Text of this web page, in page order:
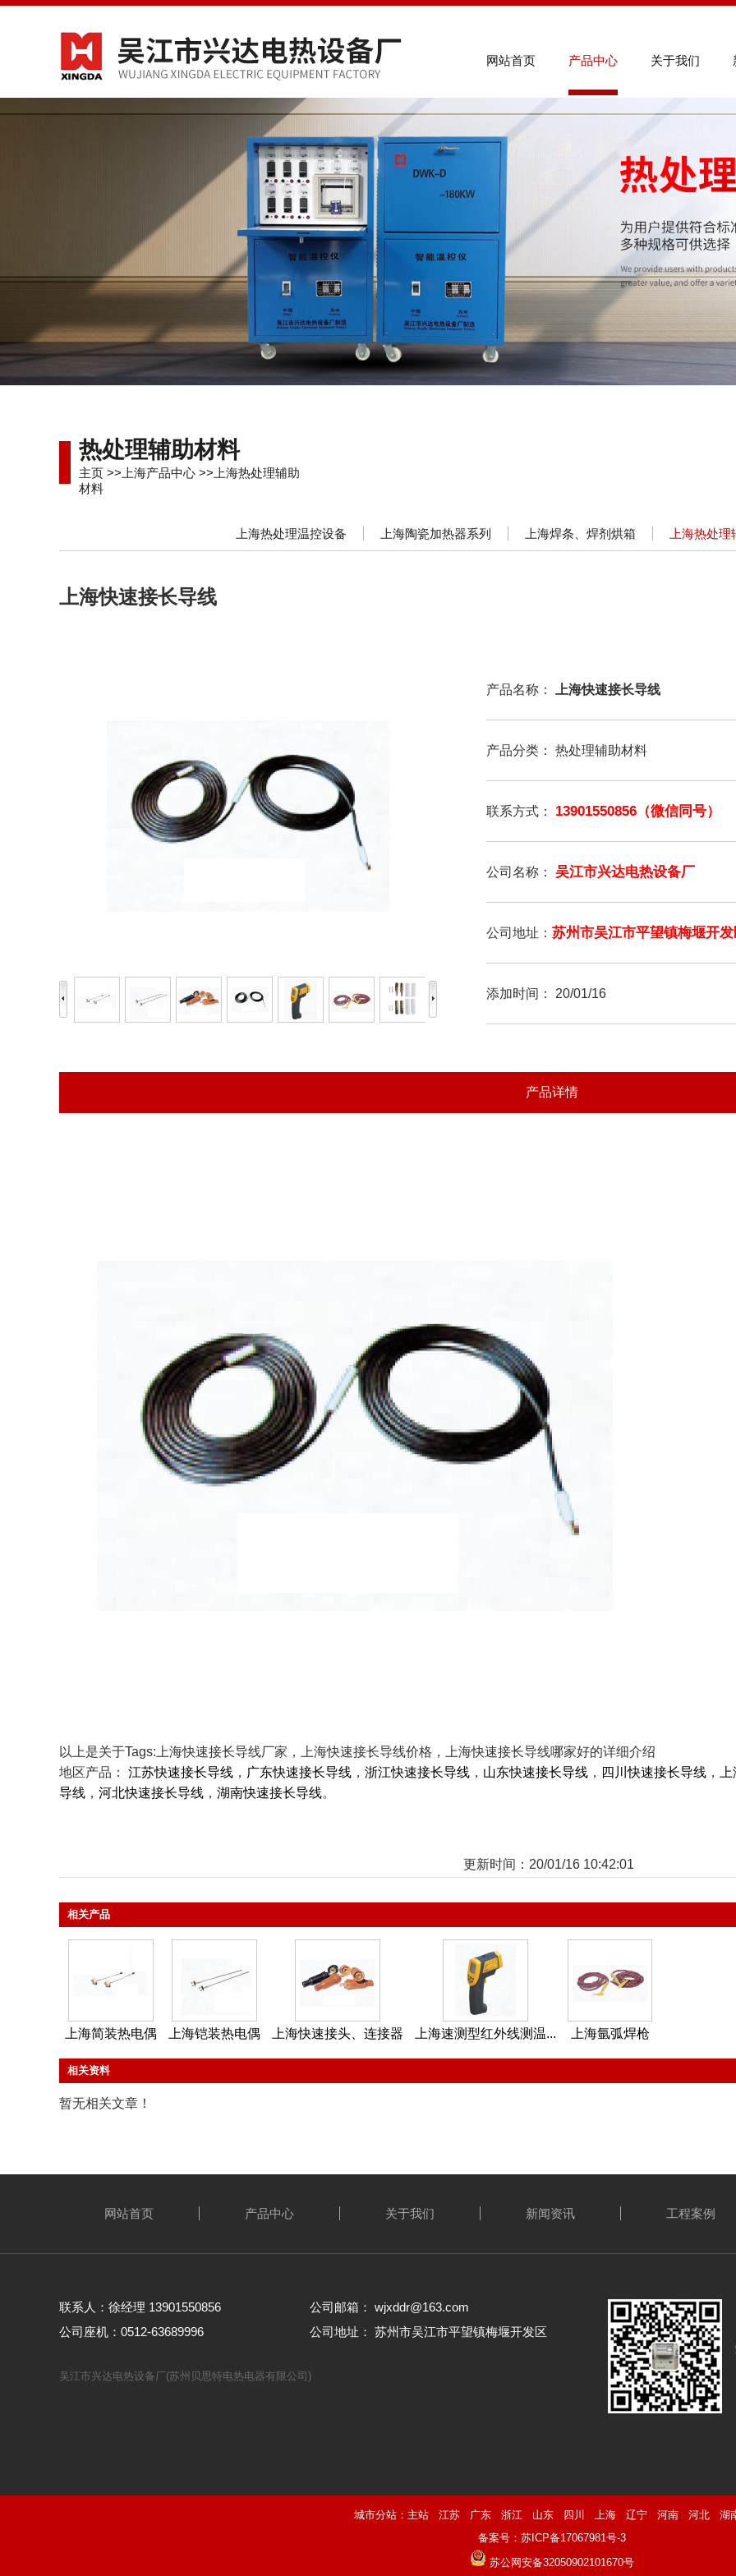
网站首页 产品中心 关于我们
热处理辅助材料
主页 >> 上海产品中心 >> 上海热处理辅助
材料
上海热处理温控设备 上海陶瓷加热器系列 上海焊条、焊剂烘箱 上海热处
上海快速接长导线
产品名称： 上海快速接长导线
产品分类： 热处理辅助材料
联系方式： 13901550856（微信同号）
公司名称： 吴江市兴达电热设备厂
公司地址： 苏州市吴江市平望镇梅堰开
添加时间： 20/01/16
产品详情
以上是关于Tags:上海快速接长导线厂家，上海快速接长导线价格，上海快速接长导线哪家好的详细介绍
地区产品： 江苏快速接长导线 ， 广东快速接长导线 ， 浙江快速接长导线 ， 山东快速接长导线 ， 四川快速接长导线 ，
导线 ， 河北快速接长导线 ， 湖南快速接长导线。
更新时间：20/01/16 10:42:01
相关产品
上海简装热电偶 上海铠装热电偶 上海快速接头、连接器 上海速测型红外线测温... 上海氩弧焊枪
相关资料
暂无相关文章！
网站首页 产品中心 关于我们 新闻资讯 工程案例
联系人：徐经理 13901550856
公司邮箱： wjxddr@163.com
公司座机：0512-63689996
公司地址： 苏州市吴江市平望镇梅堰开发区
吴江市兴达电热设备厂(苏州贝思特电热电器有限公司)
城市分站： 主站 江苏 广东 浙江 山东 四川 上海 辽宁 河南 河北
湖
备案号： 苏ICP备17067981号-3
苏公网安备32050902101670号